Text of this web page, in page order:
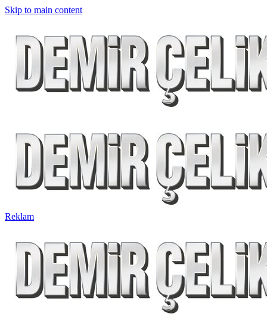
Skip to main content
Reklam